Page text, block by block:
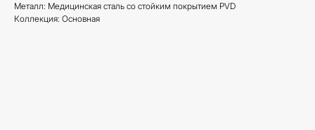
Металл: Медицинская сталь со стойким покрытием PVD
Коллекция: Основная